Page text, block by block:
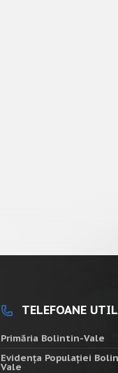
TELEFOANE
Primăria Bolintin-Vale
Evidența Populației
Vale